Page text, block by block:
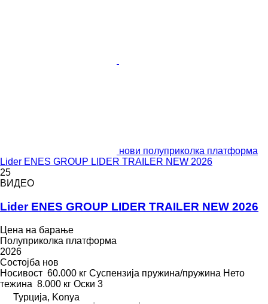
нови полуприколка платформа
Lider ENES GROUP LIDER TRAILER NEW 2026
25
ВИДЕО
Lider ENES GROUP LIDER TRAILER NEW 2026
Цена на барање
Полуприколка платформа
2026
Состојба нов
Носивост 60.000 кг Суспензија пружина/пружина Нето
тежина 8.000 кг Оски 3
Турција, Konya